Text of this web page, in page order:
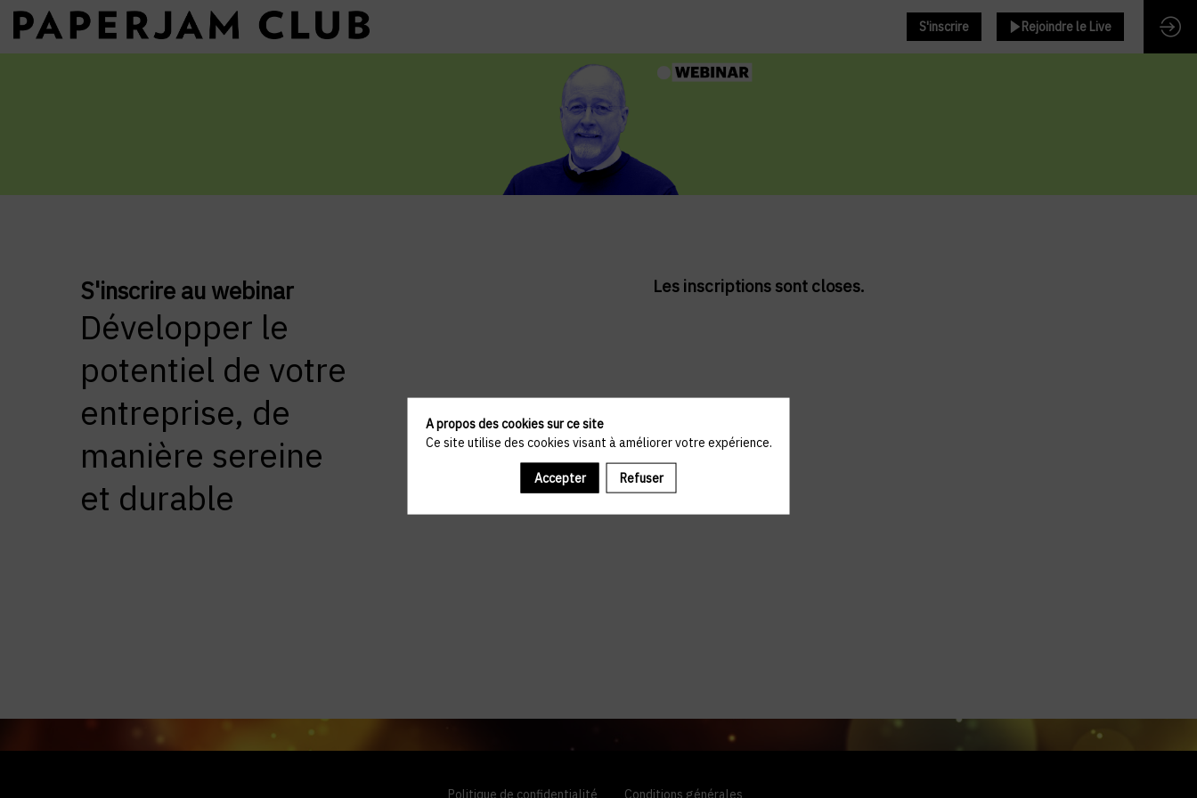
S'inscrire Rejoindre le Live
S'inscrire au webinar
Développer le
potentiel de votre
entreprise, de
manière sereine
et durable
Les inscriptions sont closes.
Politique de confidentialité Conditions générales
A propos des cookies sur ce site
Ce site utilise des cookies visant à améliorer votre expérience.
Accepter Refuser